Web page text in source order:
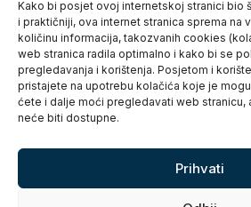
Kako bi posjet ovoj internetskoj stranici bio
i praktičniji, ova internet stranica sprema na
količinu informacija, takozvanih cookies
web stranica radila optimalno i kako bi se
pregledavanja i korištenja. Posjetom i
pristajete na upotrebu kolačića koje je
ćete i dalje moći pregledavati web stranicu,
neće biti dostupne.
Prihvati
Zaštita osobnih podataka
Pristup informacijama
Kolačići
Izjava o pristupačnosti
Turistička zajednica grada